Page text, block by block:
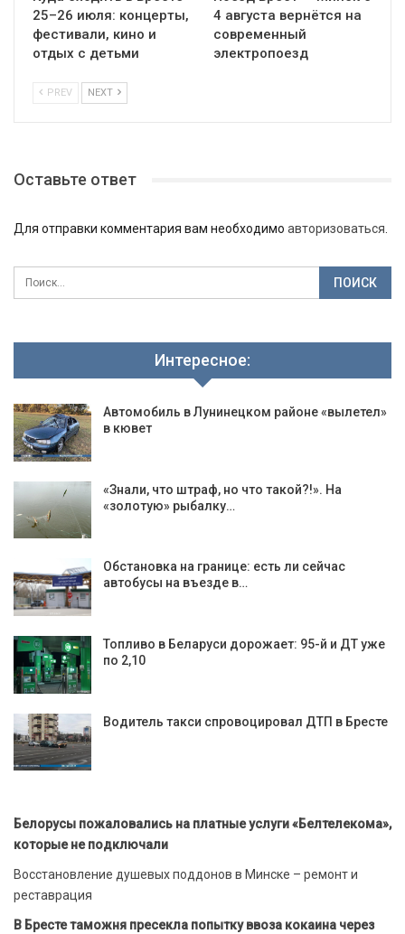
25–26 июля: концерты,
фестивали, кино и
отдых с детьми
4 августа вернётся на
современный
электропоезд
PREV NEXT
Оставьте ответ
Для отправки комментария вам необходимо авторизоваться
Интересное:
Автомобиль в Лунинецком районе «вылетел»
в кювет
«Знали, что штраф, но что такой?!». На
«золотую» рыбалку…
Обстановка на границе: есть ли сейчас
автобусы на въезде в…
Топливо в Беларуси дорожает: 95-й и ДТ уже
по 2,10
Водитель такси спровоцировал ДТП в Бресте
Белорусы пожаловались на платные услуги «Белтелекома»,
которые не подключали
Восстановление душевых поддонов в Минске – ремонт и
реставрация
В Бресте таможня пресекла попытку ввоза кокаина через